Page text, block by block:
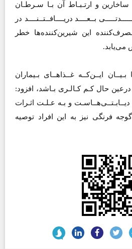
و ارتـبـاط آن بـا سـرطـان
بــعــــد دریــــافــتــنــــد در
مـصرف‌کننده‌ این شیرین‌کننده‌ها خطر
می‌یابد.
بـیــان ایــن‌کــه غــذاهــای بـیماران
درعین حال کـم کـالـری بـاشد، افزود:
و بـه عـلـت اثـرات
فرنگی نیز به این افراد توصیه